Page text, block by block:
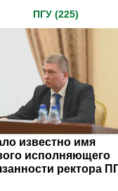
ПГУ (225)
известно имя
исполняющего
ректора